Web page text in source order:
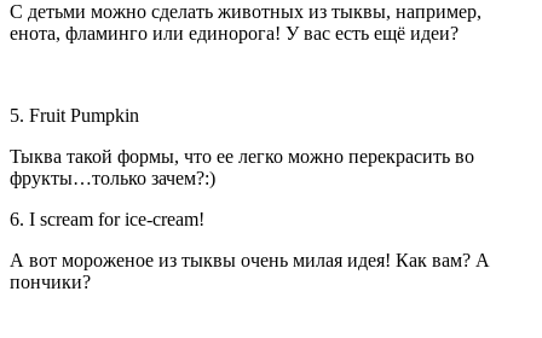
С детьми можно сделать животных из тыквы, например,
енота, фламинго или единорога! У вас есть ещё идеи?
5. Fruit Pumpkin
Тыква такой формы, что ее легко можно перекрасить во
фрукты…только зачем?:)
6. I scream for ice-cream!
А вот мороженое из тыквы очень милая идея! Как вам? А
пончики?